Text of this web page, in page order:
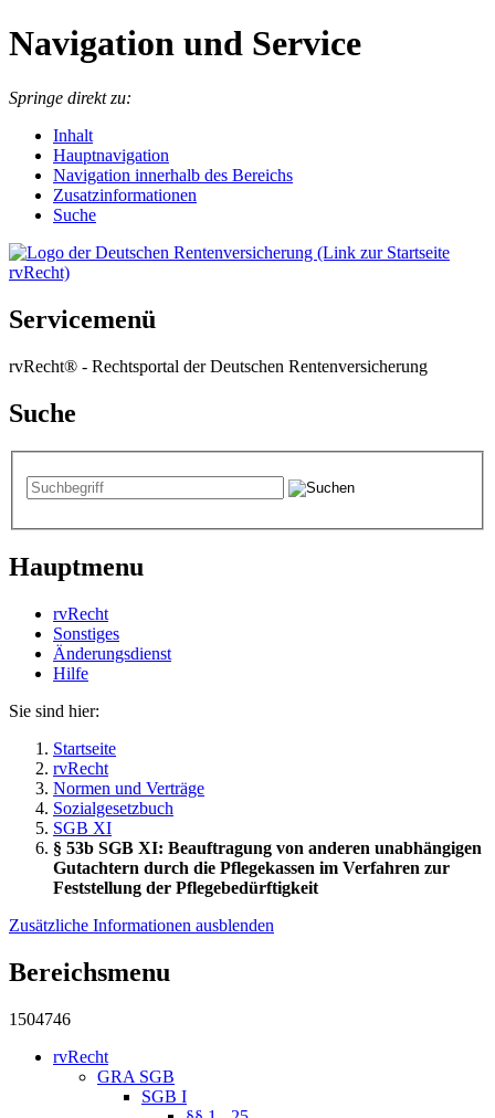
Navigation und Service
Springe direkt zu:
Inhalt
Hauptnavigation
Navigation innerhalb des Bereichs
Zusatzinformationen
Suche
Servicemenü
rvRecht® - Rechtsportal der Deutschen Rentenversicherung
Suche
Hauptmenu
rvRecht
Sonstiges
Änderungsdienst
Hil­fe
Sie sind hier:
Startseite
rvRecht
Normen und Verträge
Sozialgesetzbuch
SGB XI
§ 53b SGB XI: Beauftragung von anderen unabhängigen
Gutachtern durch die Pflegekassen im Verfahren zur
Feststellung der Pflegebedürftigkeit
Zusätzliche Informationen ausblenden
Bereichsmenu
1504746
rvRecht
GRA SGB
SGB I